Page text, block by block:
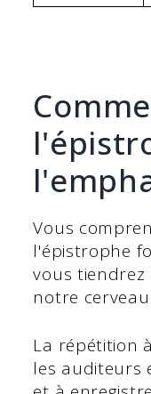
Vous
l'épistrophe
vous
notre
La répétition
les auditeurs